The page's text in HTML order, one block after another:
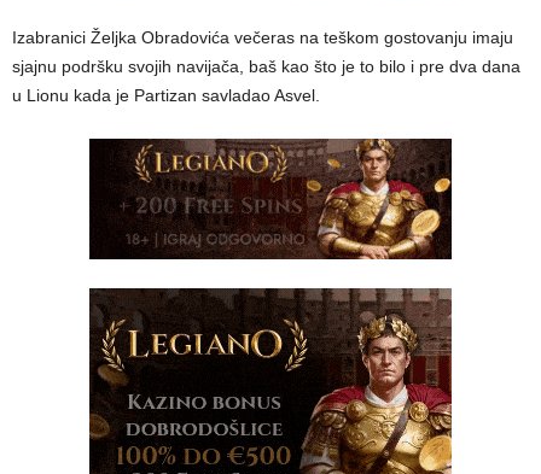
Izabranici Željka Obradovića večeras na teškom gostovanju imaju
sjajnu podršku svojih navijača, baš kao što je to bilo i pre dva dana
u Lionu kada je Partizan savladao Asvel.